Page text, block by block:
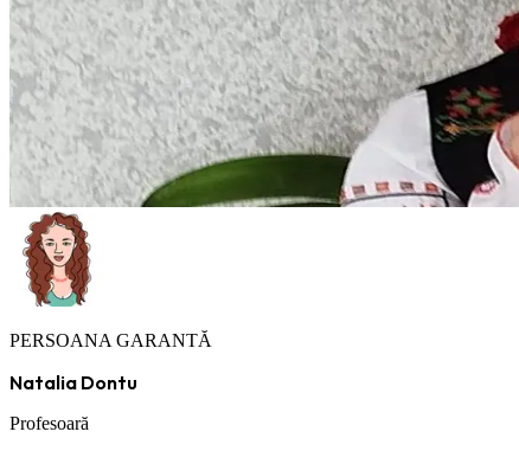
PERSOANA GARANTĂ
Natalia Dontu
Profesoară